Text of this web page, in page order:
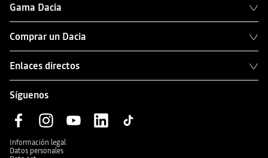
Gama Dacia
Comprar un Dacia
Enlaces directos
Síguenos
Información legal
Datos personales